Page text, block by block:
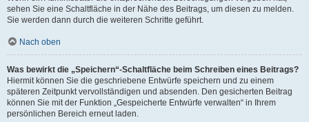
sehen Sie eine Schaltfläche in der Nähe des Beitrags, um diesen zu melden.
Sie werden dann durch die weiteren Schritte geführt.
Nach oben
Was bewirkt die „Speichern“-Schaltfläche beim Schreiben eines Beitrags?
Hiermit können Sie die geschriebene Entwürfe speichern und zu einem
späteren Zeitpunkt vervollständigen und absenden. Den gesicherten Beitrag
können Sie mit der Funktion „Gespeicherte Entwürfe verwalten“ in Ihrem
persönlichen Bereich erneut laden.